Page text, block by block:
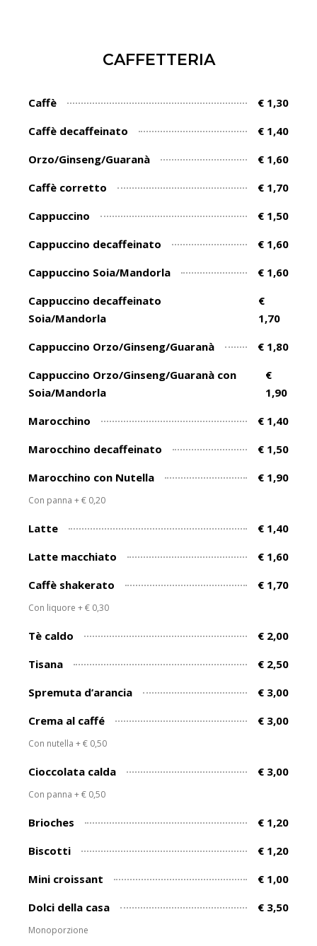
CAFFETTERIA
Caffè
€ 1,30
Caffè decaffeinato
€ 1,40
Orzo/Ginseng/Guaranà
€ 1,60
Caffè corretto
€ 1,70
Cappuccino
€ 1,50
Cappuccino decaffeinato
€ 1,60
Cappuccino Soia/Mandorla
€ 1,60
Cappuccino decaffeinato
Soia/Mandorla
€
1,70
Cappuccino Orzo/Ginseng/Guaranà
€ 1,80
Cappuccino Orzo/Ginseng/Guaranà con
Soia/Mandorla
€
1,90
Marocchino
€ 1,40
Marocchino decaffeinato
€ 1,50
Marocchino con Nutella
€ 1,90
Con panna + € 0,20
Latte
€ 1,40
Latte macchiato
€ 1,60
Caffè shakerato
€ 1,70
Con liquore + € 0,30
Tè caldo
€ 2,00
Tisana
€ 2,50
Spremuta d’arancia
€ 3,00
Crema al caffé
€ 3,00
Con nutella + € 0,50
Cioccolata calda € 3,00
Con panna + € 0,50
Brioches
€ 1,20
Biscotti
€ 1,20
Mini croissant
€ 1,00
Dolci della casa
€ 3,50
Monoporzione